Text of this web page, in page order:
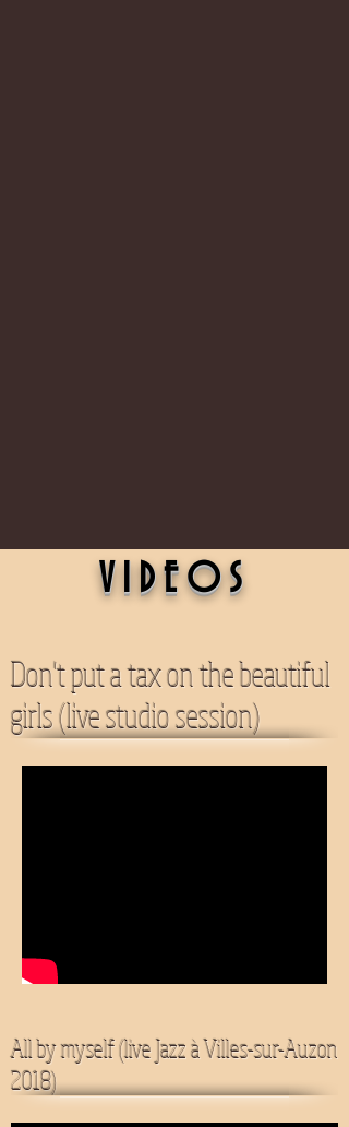
VIDEOS
Don't put a tax on the beautiful
girls (live studio session)
All by myself (live Jazz à Villes-sur-Auzon
2018)